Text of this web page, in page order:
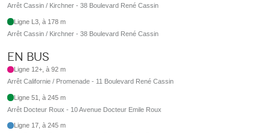
Arrêt Cassin / Kirchner - 38 Boulevard René Cassin
Ligne L3, à 178 m
Arrêt Cassin / Kirchner - 38 Boulevard René Cassin
En bus
Ligne 12+, à 92 m
Arrêt Californie / Promenade - 11 Boulevard René Cassin
Ligne 51, à 245 m
Arrêt Docteur Roux - 10 Avenue Docteur Emile Roux
Ligne 17, à 245 m